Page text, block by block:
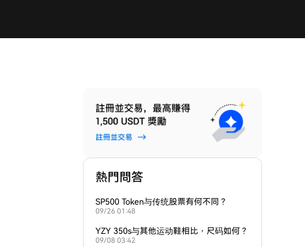
熱門問答
SP500 Token与传统股票有何不同？
09/26 01:48
YZY 350s与其他运动鞋相比，尺码如何？
09/08 03:42